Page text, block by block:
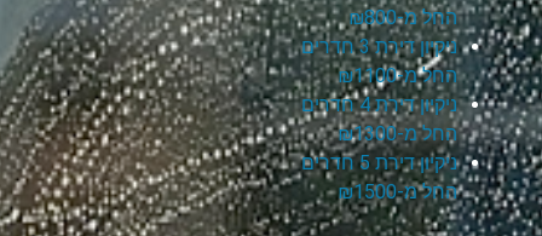
החל מ-₪800
ניקיון דירת 3 חדרים
החל מ-₪1100
ניקיון דירת 4 חדרים
החל מ-₪1300
ניקיון דירת 5 חדרים
החל מ-₪1500